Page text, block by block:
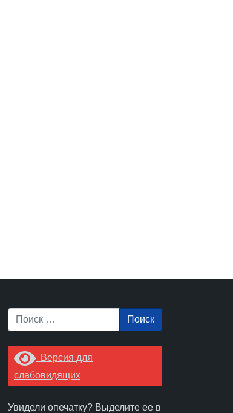
Поиск
Версия для
слабовидящих
Увидели опечатку? Выделите ее в